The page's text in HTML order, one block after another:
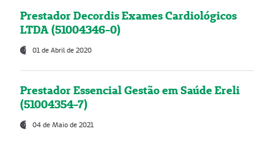
Prestador Decordis Exames Cardiológicos
LTDA (51004346-0)
01 de Abril de 2020
Prestador Essencial Gestão em Saúde Ereli
(51004354-7)
04 de Maio de 2021